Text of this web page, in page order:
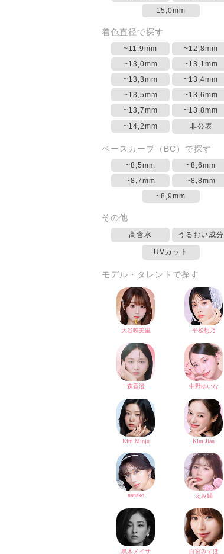
15,0mm
着色直径で探す
~11.9mm
~12,8mm
~13,0mm
~13,1mm
~13,3mm
~13,4mm
~13,5mm
~13,6mm
~13,7mm
~13,8mm
~14,2mm
非公表
ベースカーブ（BC）で探す
~8,5mm
~8,6mm
~8,7mm
~8,8mm
~8,9mm
その他
高含水 うるおい成分
UVカット
モデル・タレントで探す